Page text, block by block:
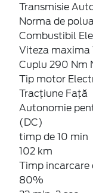
Transmisie
Norma de
Combustibil
Viteza maxima
Cuplu 290 Nm
Tip motor
Tracțiune Față
Autonomie
(DC)
timp de 10 min
102 km
Timp incarcare
80%